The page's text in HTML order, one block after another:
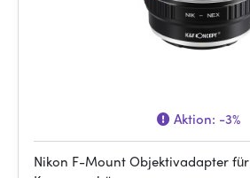
Aktion: -3%
Nikon F-Mount Objektivadapter für